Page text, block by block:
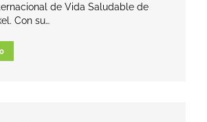
de Vida Saludable de
Con su…